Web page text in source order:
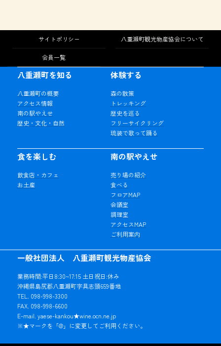
サイトポリシー 八重瀬町観光物産協会について
会員一覧
一般社団法人 八重瀬町観光物産協会
業務時間:平日8:30~17:15 土日祝日:休み
沖縄県島尻郡八重瀬町字具志頭659番地
TEL. 098-998-3300
FAX. 098-998-6600
E-mail. yaese-kankou★wine.ocn.ne.jp
※★マークを「@」に変更してご利用ください。
八重瀬町を知る
八重瀬町の概要
アクセス情報
南の駅やえせ
歴史・文化・自然
体験する
森の散策
トレッキング
歴史を巡る
フリーサイクリング
琉装で歌って踊る
食を楽しむ
飲食店・カフェ
お土産
南の駅やえせ
売り場の紹介
食べる
フロアMAP
会議室
調理室
アクセスMAP
ご利用案内